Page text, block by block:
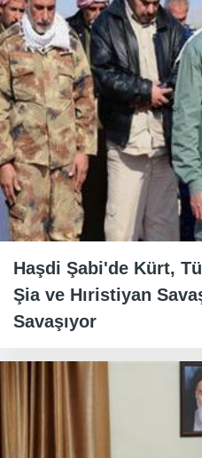
Haşdi Şabi'de Kürt,
Şia ve Hıristiyan
Savaşıyor